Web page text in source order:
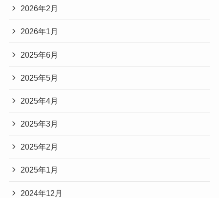
2026年2月
2026年1月
2025年6月
2025年5月
2025年4月
2025年3月
2025年2月
2025年1月
2024年12月